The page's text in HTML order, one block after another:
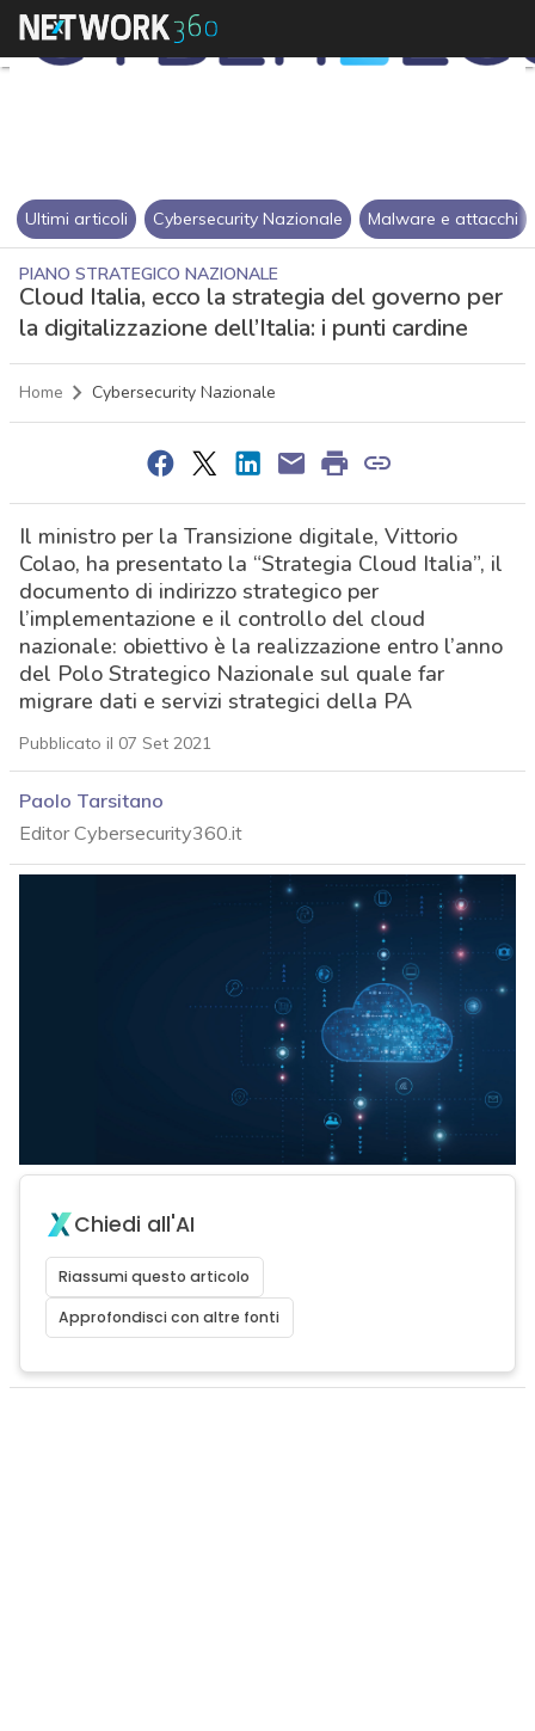
Ultimi articoli Cybersecurity Nazionale Malware e attacchi
PIANO STRATEGICO NAZIONALE
Cloud Italia, ecco la strategia del governo per
la digitalizzazione dell’Italia: i punti cardine
Home Cybersecurity Nazionale
Il ministro per la Transizione digitale, Vittorio
Colao, ha presentato la “Strategia Cloud Italia”, il
documento di indirizzo strategico per
l’implementazione e il controllo del cloud
nazionale: obiettivo è la realizzazione entro l’anno
del Polo Strategico Nazionale sul quale far
migrare dati e servizi strategici della PA
Pubblicato il 07 Set 2021
Paolo Tarsitano
Editor Cybersecurity360.it
Chiedi all'AI
Riassumi questo articolo
Approfondisci con altre fonti